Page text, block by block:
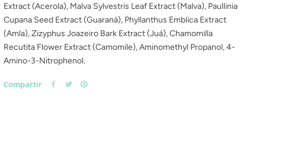
Extract (Acerola), Malva Sylvestris Leaf Extract (Malva), Paullinia
Cupana Seed Extract (Guaraná), Phyllanthus Emblica Extract
(Amla), Zizyphus Joazeiro Bark Extract (Juá), Chamomilla
Recutita Flower Extract (Camomile), Aminomethyl Propanol, 4-
Amino-3-Nitrophenol.
Compartir